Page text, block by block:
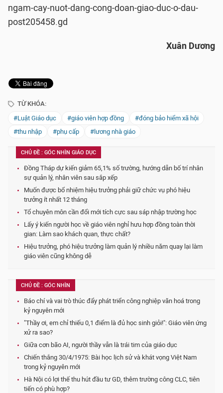
ngam-cay-nuot-dang-cong-doan-giao-duc-o-dau-
post205458.gd
Xuân Dương
TỪ KHÓA:
#Luật Giáo dục
#giáo viên hợp đồng
#đóng bảo hiểm xã hội
#thu nhập
#phụ cấp #lương nhà giáo
CHỦ ĐỀ : GÓC NHÌN GIÁO DỤC
Đồng Tháp dự kiến giảm 65,1% số trường, hướng dẫn bố trí nhân
sự quản lý, nhân viên sau sắp xếp
Muốn được bổ nhiệm hiệu trưởng phải giữ chức vụ phó hiệu
trưởng ít nhất 12 tháng
Tổ chuyên môn cần đổi mới tích cực sau sáp nhập trường học
Lấy ý kiến người học về giáo viên nghỉ hưu hợp đồng toàn thời
gian: Làm sao khách quan, thực chất?
Hiệu trưởng, phó hiệu trưởng làm quản lý nhiều năm quay lại làm
giáo viên cũng không dễ
CHỦ ĐỀ : GÓC NHÌN
Báo chí và vai trò thúc đẩy phát triển công nghiệp văn hoá trong
kỷ nguyên mới
"Thầy ơi, em chỉ thiếu 0,1 điểm là đủ học sinh giỏi!": Giáo viên ứng
xử ra sao?
Giữa cơn bão AI, người thầy vẫn là trái tim của giáo dục
Chiến thắng 30/4/1975: Bài học lịch sử và khát vọng Việt Nam
trong kỷ nguyên mới
Hà Nội có lợi thế thu hút đầu tư GD, thêm trường công CLC, tiên
tiến có phù hợp?